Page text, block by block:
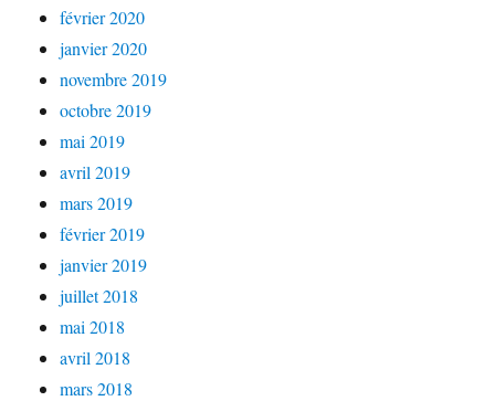
février 2020
janvier 2020
novembre 2019
octobre 2019
mai 2019
avril 2019
mars 2019
février 2019
janvier 2019
juillet 2018
mai 2018
avril 2018
mars 2018